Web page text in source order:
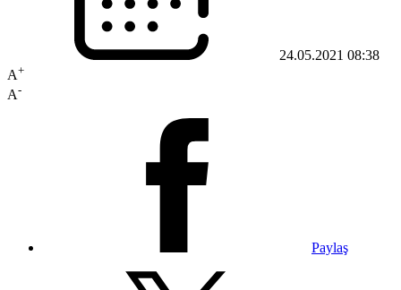
24.05.2021 08:38
A+
A-
Paylaş